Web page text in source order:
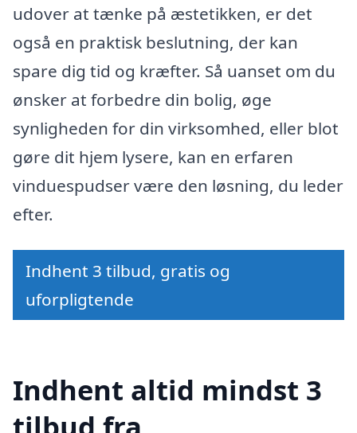
udover at tænke på æstetikken, er det
også en praktisk beslutning, der kan
spare dig tid og kræfter. Så uanset om du
ønsker at forbedre din bolig, øge
synligheden for din virksomhed, eller blot
gøre dit hjem lysere, kan en erfaren
vinduespudser være den løsning, du leder
efter.
Indhent 3 tilbud, gratis og
uforpligtende
Indhent altid mindst 3